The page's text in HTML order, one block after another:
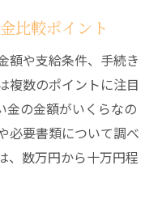
比較ポイント
額や支給条件、手続き
複数のポイントに注目
金の金額がいくらなの
必要書類について調べ
、数万円から十万円程